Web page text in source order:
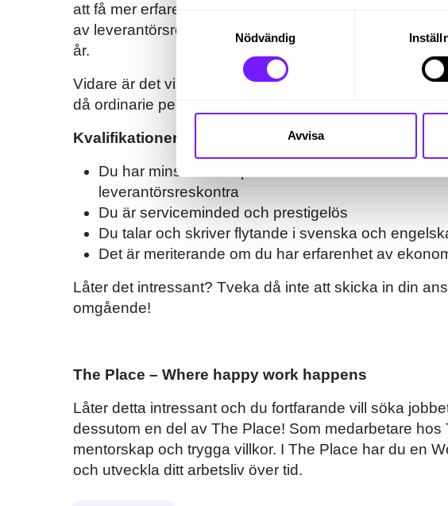
Samtyckesval
Nödvändig
Avvisa
att få mer erfarenhet inom området. Förmodligen
av leverantörsreskontra från deltidsjobb, eller så har
år.
Vidare är det viktigt att du trivs med att ge service, då
då ordinarie personal är på semester.
Kvalifikationer
Du har minst 1-2 års praktisk erfarenhet av
leverantörsreskontra
Du är serviceminded och prestigelös
Du talar och skriver flytande i svenska och
Det är meriterande om du har erfarenhet av
Låter det intressant? Tveka då inte att skicka in din
omgående!
The Place – Where happy work happens
Låter detta intressant och du fortfarande vill söka
dessutom en del av The Place! Som medarbetare
mentorskap och trygga villkor. I The Place har du en
och utveckla ditt arbetsliv över tid.